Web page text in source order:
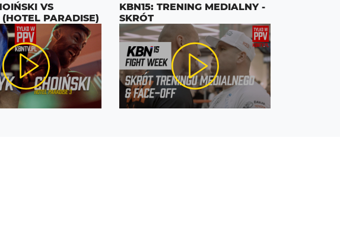
VS
PARADISE)
KBN15: TRENING MEDIALNY -
SKRÓT